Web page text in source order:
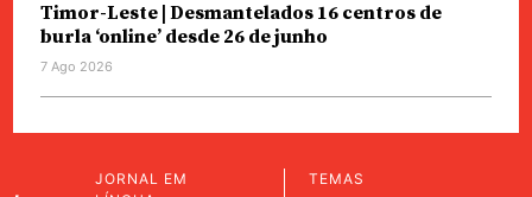
Timor-Leste | Desmantelados 16 centros de
burla ‘online’ desde 26 de junho
7 Ago 2026
JORNAL EM
TEMAS